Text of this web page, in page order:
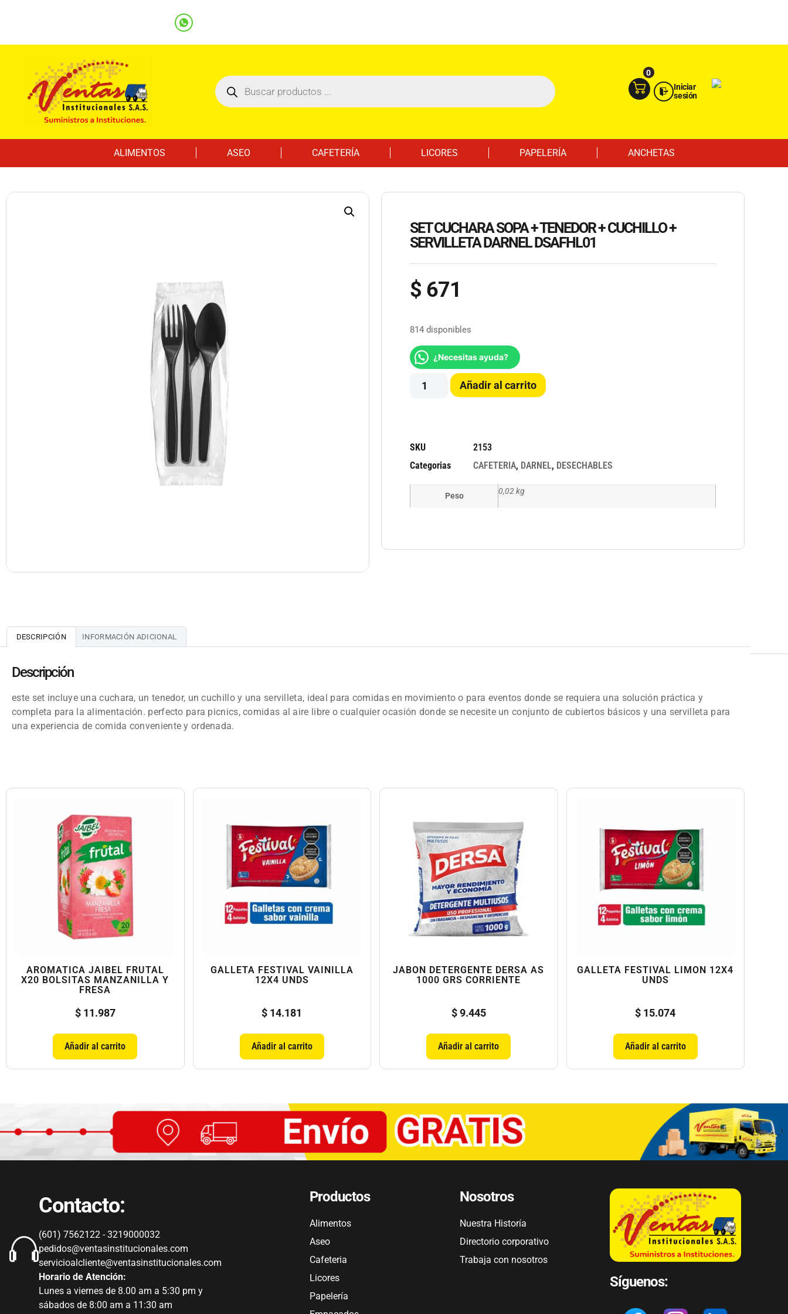
0
Iniciar
sesión
ALIMENTOS ASEO CAFETERÍA LICORES PAPELERÍA ANCHETAS
SET CUCHARA SOPA + TENEDOR + CUCHILLO +
SERVILLETA DARNEL DSAFHL01
$ 671
814 disponibles
¿Necesitas ayuda?
Añadir al carrito
SKU
2153
Categorias
CAFETERIA, DARNEL, DESECHABLES
Peso 0,02 kg
DESCRIPCIÓN INFORMACIÓN ADICIONAL
Descripción
este set incluye una cuchara, un tenedor, un cuchillo y una servilleta, ideal para comidas en movimiento o para eventos donde se requiera una solución práctica y
completa para la alimentación. perfecto para picnics, comidas al aire libre o cualquier ocasión donde se necesite un conjunto de cubiertos básicos y una servilleta para
una experiencia de comida conveniente y ordenada.
AROMATICA JAIBEL FRUTAL
X20 BOLSITAS MANZANILLA Y
FRESA
$11.987
Añadir al carrito
GALLETA FESTIVAL VAINILLA
12X4 UNDS
$ 14.181
Añadir al carrito
JABON DETERGENTE DERSA AS
1000 GRS CORRIENTE
$9.445
Añadir al carrito
GALLETA FESTIVAL LIMON 12X4
UNDS
$ 15.074
Añadir al carrito
Contacto:
(601) 7562122 - 3219000032
pedidos@ventasinstitucionales.com
servicioalcliente@ventasinstitucionales.com
Horario de Atención:
Lunes a viernes de 8.00 am a 5:30 pm y
sábados de 8:00 am a 11:30 am
Productos
Alimentos
Aseo
Cafeteria
Licores
Papelería
Nosotros
Nuestra Historía
Directorio corporativo
Trabaja con nosotros
Síguenos: